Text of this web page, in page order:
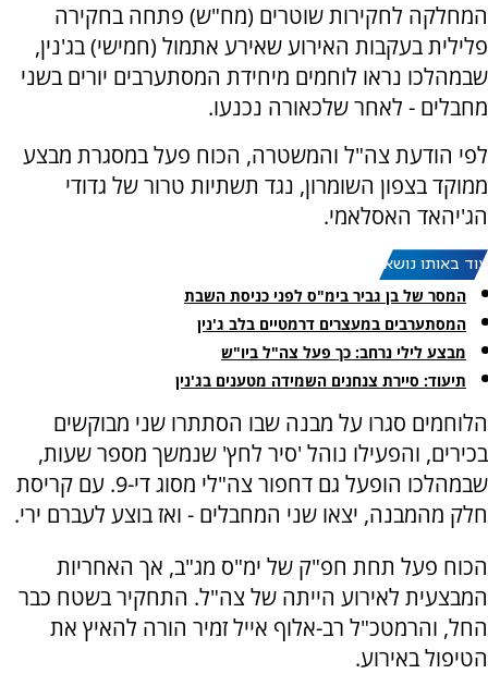
המחלקה לחקירות שוטרים (מח"ש) פתחה בחקירה
פלילית בעקבות האירוע שאירע אתמול (חמישי) בג'נין,
שבמהלכו נראו לוחמים מיחידת המסתערבים יורים בשני
מחבלים - לאחר שלכאורה נכנעו.
לפי הודעת צה"ל והמשטרה, הכוח פעל במסגרת מבצע
ממוקד בצפון השומרון, נגד תשתיות טרור של גדודי
הג'יהאד האסלאמי.
עוד באותו נושא:
המסר של בן גביר בימ"ס לפני כניסת השבת
המסתערבים במעצרים דרמטיים בלב ג'נין
מבצע לילי נרחב: כך פעל צה"ל ביו"ש
תיעוד: סיירת צנחנים השמידה מטענים בג'נין
הלוחמים סגרו על מבנה שבו הסתתרו שני מבוקשים
בכירים, והפעילו נוהל 'סיר לחץ' שנמשך מספר שעות,
שבמהלכו הופעל גם דחפור צה"לי מסוג די-9. עם קריסת
חלק מהמבנה, יצאו שני המחבלים - ואז בוצע לעברם ירי.
הכוח פעל תחת חפ"ק של ימ"ס מג"ב, אך האחריות
המבצעית לאירוע הייתה של צה"ל. התחקיר בשטח כבר
החל, והרמטכ"ל רב-אלוף אייל זמיר הורה להאיץ את
הטיפול באירוע.